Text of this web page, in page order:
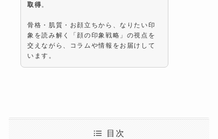
取得 。
骨格・肌質・お顔立ちから、なりたい印
象を読み解く「顔の印象戦略」の視点を
交えながら、コラムや情報をお届けして
います。
目次